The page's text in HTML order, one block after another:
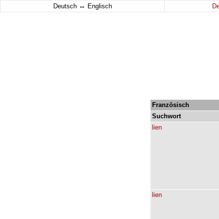
Deutsch ↔ Englisch
Französisch
Suchwort
lien
lien